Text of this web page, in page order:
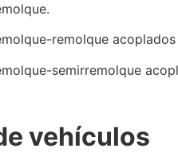
remolque
semirremolque
vehículos